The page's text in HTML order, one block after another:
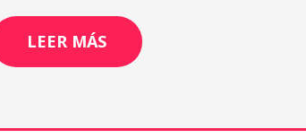
LEER MÁS